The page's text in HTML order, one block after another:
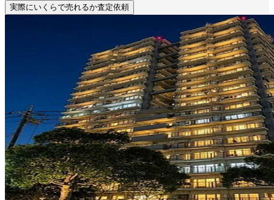
実際にいくらで売れるか査定依頼